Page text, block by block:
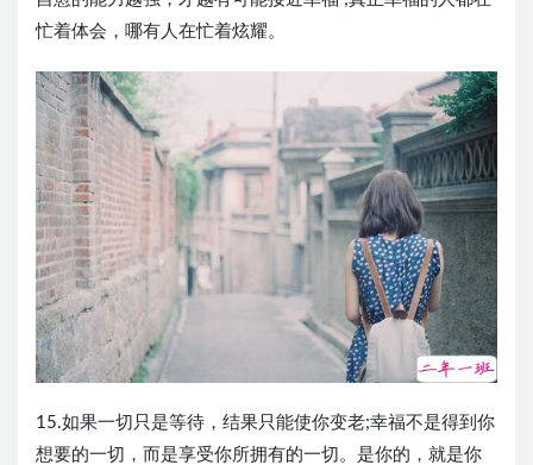
忙着体会，哪有人在忙着炫耀。 ​​​​
15.如果一切只是等待，结果只能使你变老;幸福不是得到你
想要的一切，而是享受你所拥有的一切。是你的，就是你